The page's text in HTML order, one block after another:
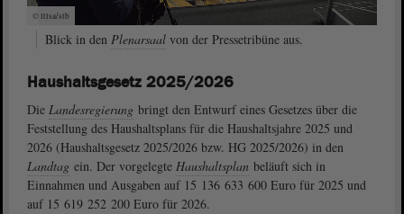
© ltlsa/stb
Blick in den Plenarsaal von der Pressetribüne aus.
Haushaltsgesetz 2025/2026
Die Landesregierung bringt den Entwurf eines Gesetzes über die
Feststellung des Haushaltsplans für die Haushaltsjahre 2025 und
2026 (Haushaltsgesetz 2025/2026 bzw. HG 2025/2026) in den
Landtag ein. Der vorgelegte Haushaltsplan beläuft sich in
Einnahmen und Ausgaben auf 15 136 633 600 Euro für 2025 und
auf 15 619 252 200 Euro für 2026.